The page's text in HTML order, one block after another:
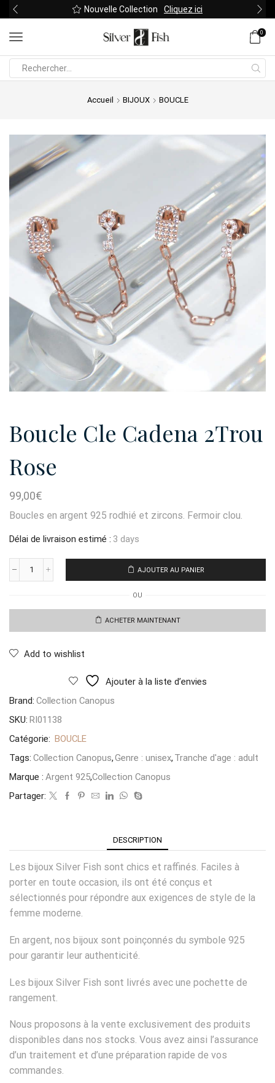
Nouvelle Collection Cliquez ici
0
Accueil BIJOUX BOUCLE
Boucle Cle Cadena 2Trou
Rose
99,00€
Boucles en argent 925 rodhié et zircons. Fermoir clou.
Délai de livraison estimé : 3 days
quantité
Cle
AJOUTER AU PANIER
OU
ACHETER MAINTENANT
Add to wishlist
Ajouter à la liste d’envies
Brand: Collection Canopus
SKU: RI01138
Catégorie: BOUCLE
Tags: Collection Canopus,Genre : unisex, Tranche d'age : adult
Marque : Argent 925,Collection Canopus
Partager:
DESCRIPTION
Les bijoux Silver Fish sont chics et raffinés. Faciles à
porter en toute occasion, ils ont été conçus et
sélectionnés pour répondre aux exigences de style de la
femme moderne.
En argent, nos bijoux sont poinçonnés du symbole 925
pour garantir leur authenticité.
Les bijoux Silver Fish sont livrés avec une pochette de
rangement.
Nous proposons à la vente exclusivement des produits
disponibles dans nos stocks. Vous avez ainsi l’assurance
d’un traitement et d’une préparation rapide de vos
commandes.